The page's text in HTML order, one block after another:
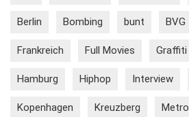
Berlin Bombing bunt BVG
Frankreich Full Movies Graffiti
Hamburg Hiphop Interview
Kopenhagen Kreuzberg Metro